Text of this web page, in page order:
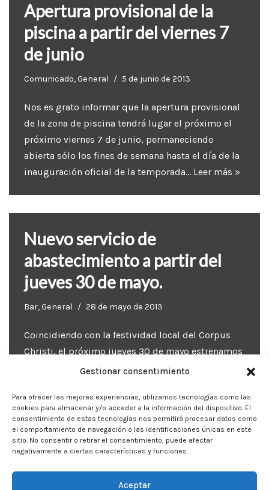
Gestionar consentimiento
Para ofrecer las mejores experiencias, utilizamos tecnologías como las
cookies para almacenar y/o acceder a la información del dispositivo. El
consentimiento de estas tecnologías nos permitirá procesar datos como
el comportamiento de navegación o las identificaciones únicas en este
sitio. No consentir o retirar el consentimiento, puede afectar
negativamente a ciertas características y funciones.
Aceptar
Apertura provisional de la
piscina a partir del viernes 7
de junio
Comunicado,General 5 de junio de 2013
Nos es grato informar que la apertura provisional
de la zona de piscina tendrá lugar el próximo el
próximo viernes 7 de junio, permaneciendo
abierta sólo los fines de semana hasta el día de la
inauguración oficial de la temporada… Leer más »
Nuevo servicio de
abastecimiento a partir del
jueves 30 de mayo.
Bar,General 28 de mayo de 2013
Coincidiendo con la festividad local del Corpus
Christi, el próximo jueves 30 de mayo estrenamos
nuevo servicio de abastecimiento para el bar y el
durante el próximo año. Hasta el inicio
oficial…Leer más »